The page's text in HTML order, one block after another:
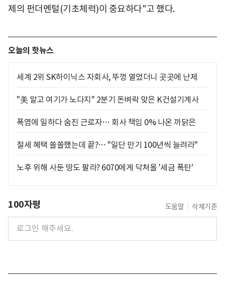
제의 펀더멘털(기초체력)이 중요하다"고 했다.
오늘의 핫뉴스
세계 2위 SK하이닉스 자회사, 뚜껑 열었더니 곳곳에 난제
"美 말고 여기가 노다지" 2분기 돈벼락 맞은 K건설기계사
폭염에 일하다 숨진 근로자… 회사 책임 0% 나온 까닭은
절세 혜택 쏠쏠했는데 끝?… "일단 만기 100년씩 늘려라"
노후 위해 사둔 땅도 팔라? 6070에게 닥쳐올 '세금 폭탄'
100자평 도움말 삭제기준